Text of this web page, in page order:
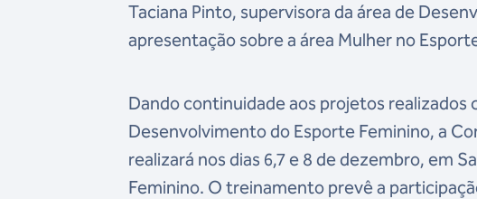
Taciana Pinto, supervisora da área de
apresentação sobre a área Mulher no
Dando continuidade aos projetos
Desenvolvimento do Esporte Feminino, a
realizará nos dias 6,7 e 8 de dezembro, em
Feminino. O treinamento prevê a